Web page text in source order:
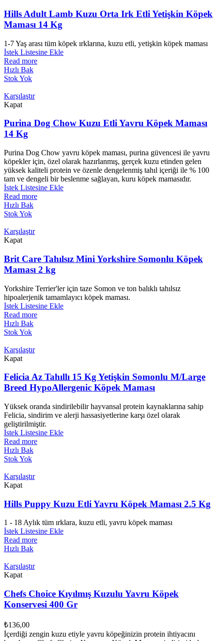
Hills Adult Lamb Kuzu Orta Irk Etli Yetişkin Köpek
Maması 14 Kg
1-7 Yaş arası tüm köpek ırklarına, kuzu etli, yetişkin köpek maması
İstek Listesine Ekle
Read more
Hızlı Bak
Stok Yok
Karşılaştır
Kapat
Purina Dog Chow Kuzu Etli Yavru Köpek Maması
14 Kg
Purina Dog Chow yavru köpek maması, purina güvencesi ile yavru
köpekler için, özel olarak hazırlanmış, gerçek kuzu etinden gelen
yüksek kaliteli protein ve özenle dengelenmiş tahıl içeriği ile % 100
tam ve dengeli bir beslenme sağlayan, kuru köpek mamasıdır.
İstek Listesine Ekle
Read more
Hızlı Bak
Stok Yok
Karşılaştır
Kapat
Brit Care Tahılsız Mini Yorkshire Somonlu Köpek
Maması 2 kg
Yorkshire Terrier'ler için taze Somon ve ton balıklı tahılsız
hipoalerjenik tamamlayıcı köpek maması.
İstek Listesine Ekle
Read more
Hızlı Bak
Stok Yok
Karşılaştır
Kapat
Felicia Az Tahıllı 15 Kg Yetişkin Somonlu M/Large
Breed HypoAllergenic Köpek Maması
Yüksek oranda sindirilebilir hayvansal protein kaynaklarına sahip
Felicia, sindirim ve alerji hassasiyetlerine karşı özel olarak
geliştirilmiştir.
İstek Listesine Ekle
Read more
Hızlı Bak
Stok Yok
Karşılaştır
Kapat
Hills Puppy Kuzu Etli Yavru Köpek Maması 2.5 Kg
1 - 18 Aylık tüm ırklara, kuzu etli, yavru köpek maması
İstek Listesine Ekle
Read more
Hızlı Bak
Karşılaştır
Kapat
Chefs Choice Kıyılmış Kuzulu Yavru Köpek
Konservesi 400 Gr
₺136,00
İçerdiği zengin kuzu etiyle yavru köpeğinizin protein ihtiyacını